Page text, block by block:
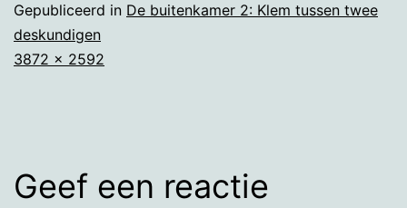
Gepubliceerd in De buitenkamer 2: Klem tussen twee
deskundigen
Volledige
3872 × 2592
Geef een reactie